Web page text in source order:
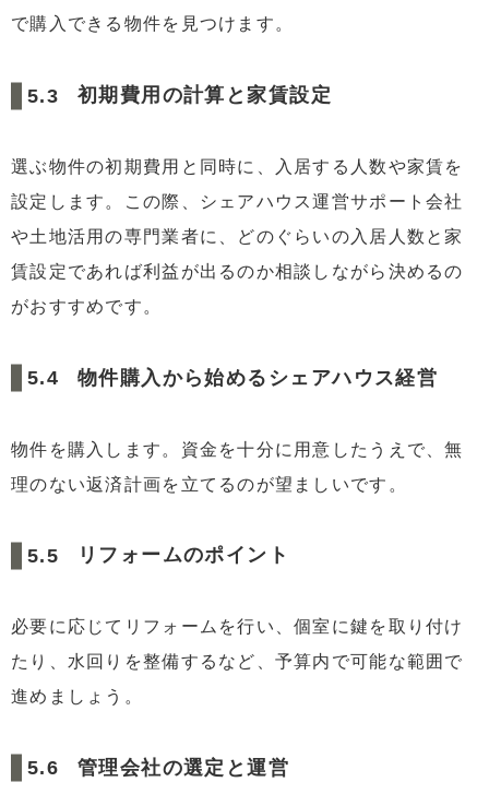
で購入できる物件を見つけます。
初期費用の計算と家賃設定
選ぶ物件の初期費用と同時に、入居する人数や家賃を
設定します。この際、シェアハウス運営サポート会社
や土地活用の専門業者に、どのぐらいの入居人数と家
賃設定であれば利益が出るのか相談しながら決めるの
がおすすめです。
物件購入から始めるシェアハウス経営
物件を購入します。資金を十分に用意したうえで、無
理のない返済計画を立てるのが望ましいです。
リフォームのポイント
必要に応じてリフォームを行い、個室に鍵を取り付け
たり、水回りを整備するなど、予算内で可能な範囲で
進めましょう。
管理会社の選定と運営